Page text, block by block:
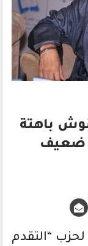
باهتة
ضعيف
لحزب “التقدم